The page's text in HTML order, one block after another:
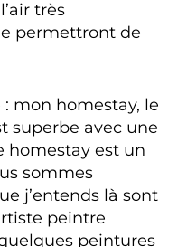
très
permettront de
mon homestay, le
superbe avec une
homestay est un
sommes
j’entends là sont
peintre
peintures